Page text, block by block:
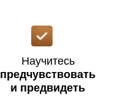
Научитесь
предчувствовать
и предвидеть